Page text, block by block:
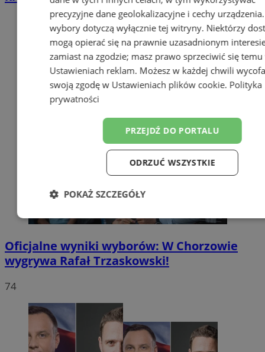
Oficjalne wyniki wyborów: W Chorzowie
wygrywa Rafał Trzaskowski!
74
precyzyjne dane geolokalizacyjne i cechy
wybory dotyczą wyłącznie tej witryny. Niektórzy
mogą opierać się na prawnie uzasadnionym
zamiast na zgodzie; masz prawo sprzeciwić się temu
Ustawieniach reklam. Możesz w każdej chwili
swoją zgodę w Ustawieniach plików cookie. Polityka
prywatności
PRZEJDŹ DO PORTALU
ODRZUĆ WSZYSTKIE
POKAŻ SZCZEGÓŁY
Niezbędne Wydajność
Funkcjonalność
Niezbędne Wydajność Targetowanie